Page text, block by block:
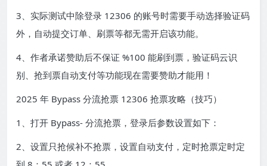
3、实际测试中除登录 12306 的账号时需要手动选择验证码
外，自动提交订单、刷票等都无需开启该功能。
4、作者承诺赞助后不保证 %100 能刷到票，验证码云识
别、抢到票自动支付等功能现在需要赞助才能用！
2025 年 Bypass 分流抢票 12306 抢票攻略（技巧）
1、打开 Bypass- 分流抢票，登录后参数设置如下：
2、设置只抢候补不抢票，设置自动支付，定时抢票定时定